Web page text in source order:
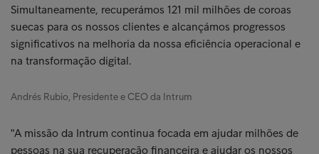
Simultaneamente, recuperámos 121 mil milhões de coroas
suecas para os nossos clientes e alcançámos progressos
significativos na melhoria da nossa eficiência operacional e
na transformação digital.
Andrés Rubio, Presidente e CEO da Intrum
"A missão da Intrum continua focada em ajudar milhões de
pessoas na sua recuperação financeira e ajudar os nossos